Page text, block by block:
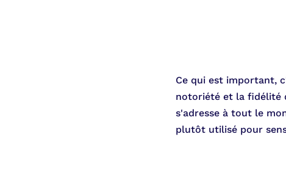
Ce qui est important,
notoriété et la fidélité
s'adresse à tout le
plutôt utilisé pour